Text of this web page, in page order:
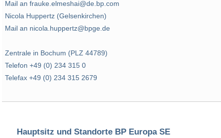
Mail an frauke.elmeshai@de.bp.com
Nicola Huppertz (Gelsenkirchen)
Mail an nicola.huppertz@bpge.de
Zentrale in Bochum (PLZ 44789)
Telefon +49 (0) 234 315 0
Telefax +49 (0) 234 315 2679
Hauptsitz und Standorte BP Europa SE